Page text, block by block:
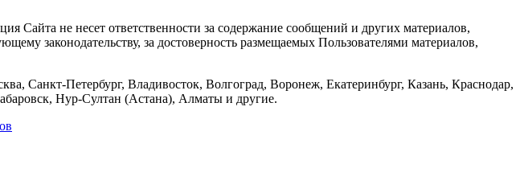
Сайта не несет ответственности за содержание сообщений и других материалов,
законодательству, за достоверность размещаемых Пользователями материалов,
Санкт-Петербург, Владивосток, Волгоград, Воронеж, Екатеринбург, Казань, Краснодар,
Нур-Султан (Астана), Алматы и другие.